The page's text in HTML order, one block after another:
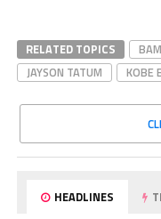
RELATED TOPICS
JAYSON TATUM
KOBE
HEADLINES